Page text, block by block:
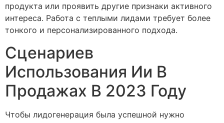
продукта или проявить другие признаки активного
интереса. Работа с теплыми лидами требует более
тонкого и персонализированного подхода.
Сценариев
Использования Ии В
Продажах В 2023 Году
Чтобы лидогенерация была успешной нужно